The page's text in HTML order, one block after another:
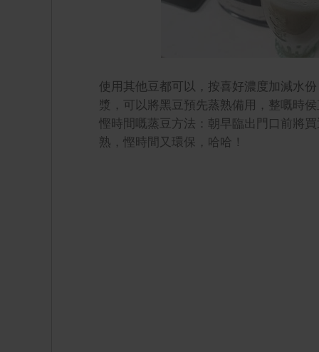
使用其他豆都可以，按喜好濃度加減水
漿，可以將黑豆預先蒸熟備用，整嘅時
慳時間嘅蒸豆方法：朝早臨出門口前將
熟，慳時間又環保，哈哈！